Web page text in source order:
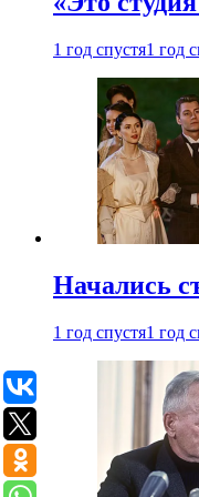
1 год спустя1 год
Начались
1 год спустя1 год